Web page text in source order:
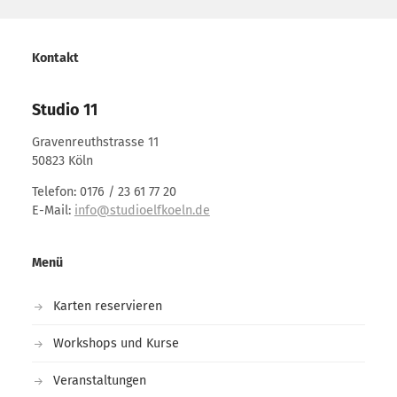
Kontakt
Studio 11
Gravenreuthstrasse 11
50823 Köln
Telefon: 0176 / 23 61 77 20
E-Mail: info@studioelfkoeln.de
Menü
Karten reservieren
Workshops und Kurse
Veranstaltungen